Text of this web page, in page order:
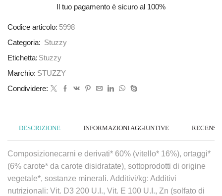
Il tuo pagamento è sicuro al 100%
Codice articolo: 5998
Categoria: Stuzzy
Etichetta: Stuzzy
Marchio: STUZZY
Condividere:
DESCRIZIONE INFORMAZIONI AGGIUNTIVE
Composizionecarni e derivati* 60% (vitello* 16%), ortaggi*
(6% carote* da carote disidratate), sottoprodotti di origine
vegetale*, sostanze minerali. Additivi/kg: Additivi
nutrizionali: Vit. D3 200 U.I., Vit. E 100 U.I., Zn (solfato di